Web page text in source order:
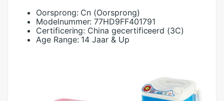
Oorsprong: Cn (Oorsprong)
Modelnummer: 77HD9FF401791
Certificering: China gecertificeerd (3C)
Age Range: 14 Jaar & Up